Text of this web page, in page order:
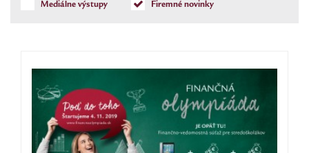
Mediálne výstupy Firemné novinky